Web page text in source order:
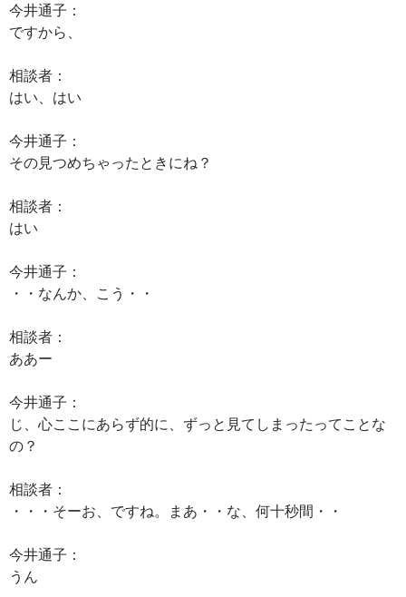
今井通子：
ですから、
相談者：
はい、はい
今井通子：
その見つめちゃったときにね？
相談者：
はい
今井通子：
・・なんか、こう・・
相談者：
ああー
今井通子：
じ、心ここにあらず的に、ずっと見てしまったってことな
の？
相談者：
・・・そーお、ですね。まあ・・な、何十秒間・・
今井通子：
うん